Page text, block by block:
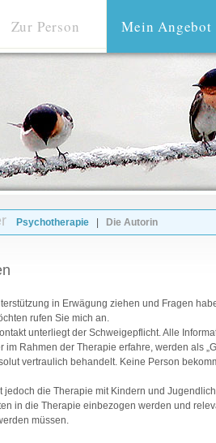
Zur Person Mein Angebot
Psychotherapie Die Autorin
in Erwägung ziehen und Fragen
rufen Sie mich an.
unterliegt der Schweigepflicht. Alle
im Rahmen der Therapie erfahre, werden als
vertraulich behandelt. Keine Person
jedoch die Therapie mit Kindern und
in die Therapie einbezogen werden und
müssen.